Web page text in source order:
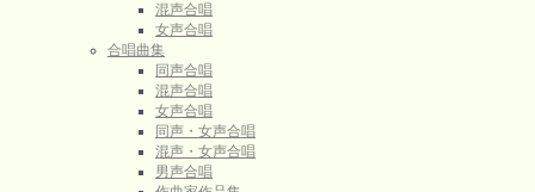
混声合唱
女声合唱
合唱曲集
同声合唱
混声合唱
女声合唱
同声・女声合唱
混声・女声合唱
男声合唱